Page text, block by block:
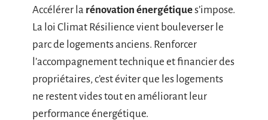
Accélérer la rénovation énergétiques’impose.
La loi Climat Résilience vient bouleverser le
parc de logements anciens. Renforcer
l’accompagnement technique et financier des
propriétaires, c’est éviter que les logements
ne restent vides tout en améliorant leur
performance énergétique.